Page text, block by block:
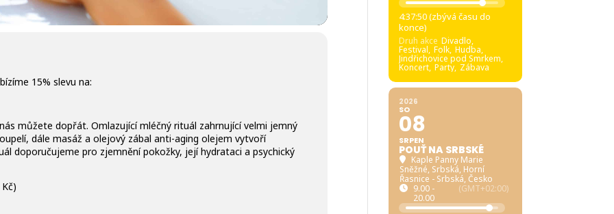
15% slevu na:
můžete dopřát. Omlazující mléčný rituál zahrnující velmi jemný
dále masáž a olejový zábal anti-aging olejem vytvoří
doporučujeme pro zjemnění pokožky, její hydrataci a psychický
4:37:49 (zbývá času do
konce)
Druh akce Divadlo,
Festival, Folk, Hudba,
Jindřichovice pod Smrkem,
Koncert, Party, Zábava
2026
SO
08
SRPEN
POUŤ NA SRBSKÉ
Kaple Panny Marie
Sněžné, Srbská, Horní
Řasnice - Srbská, Česko
9.00 -
20.00
(GMT+02:00)